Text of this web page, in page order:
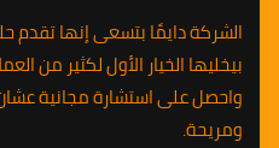
الشركة دايمًا بتسعى إنها
بيخليها الخيار الأول لكثير من
واحصل على استشارة مجانية
ومريحة.